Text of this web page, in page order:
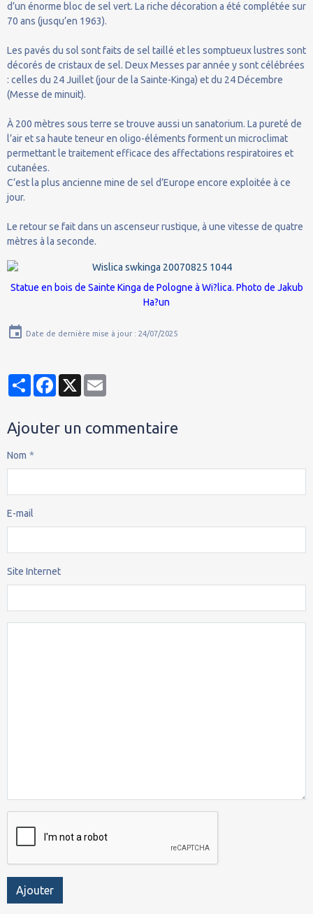
d’un énorme bloc de sel vert. La riche décoration a été complétée sur
70 ans (jusqu’en 1963).
Les pavés du sol sont faits de sel taillé et les somptueux lustres sont
décorés de cristaux de sel. Deux Messes par année y sont célébrées
: celles du 24 Juillet (jour de la Sainte-Kinga) et du 24 Décembre
(Messe de minuit).
À 200 mètres sous terre se trouve aussi un sanatorium. La pureté de
l’air et sa haute teneur en oligo-éléments forment un microclimat
permettant le traitement efficace des affectations respiratoires et
cutanées.
C’est la plus ancienne mine de sel d’Europe encore exploitée à ce
jour.
Le retour se fait dans un ascenseur rustique, à une vitesse de quatre
mètres à la seconde.
Statue en bois de Sainte Kinga de Pologne à Wi?lica. Photo de Jakub
Ha?un
Date de dernière mise à jour : 24/07/2025
PartagerFacebook
X
Ajouter un commentaire
Nom
E-mail
Site Internet
Ajouter